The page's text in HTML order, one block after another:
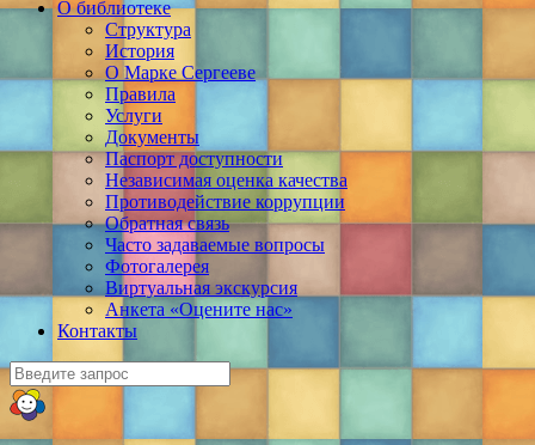
О библиотеке
Структура
История
О Марке Сергееве
Правила
Услуги
Документы
Паспорт доступности
Независимая оценка качества
Противодействие коррупции
Обратная связь
Часто задаваемые вопросы
Фотогалерея
Виртуальная экскурсия
Анкета «Оцените нас»
Контакты